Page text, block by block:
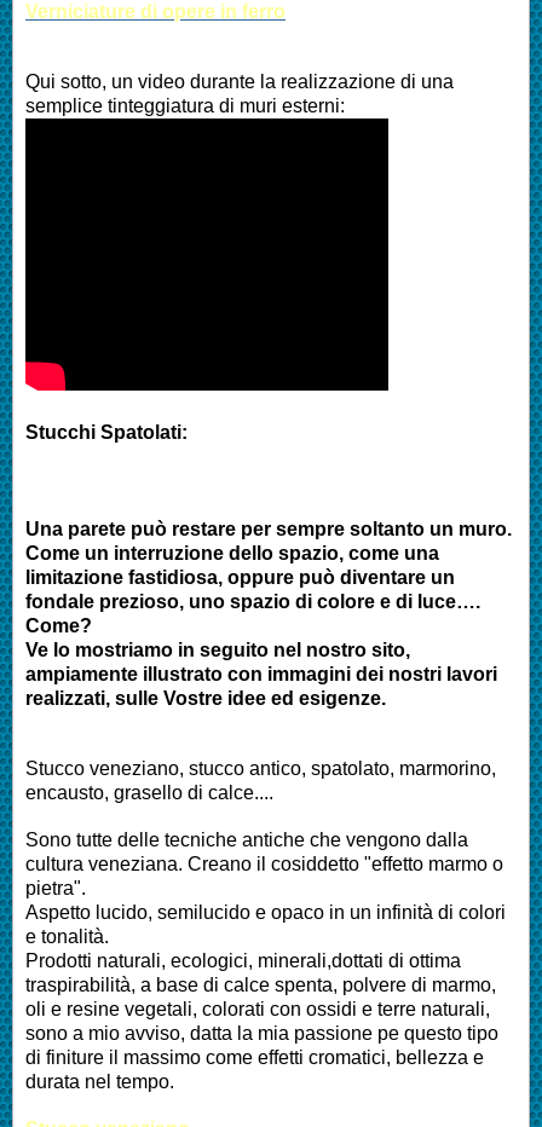
Verniciature di opere in ferro
Qui sotto, un video durante la realizzazione di una
semplice tinteggiatura di muri esterni:
Stucchi Spatolati:
Una parete può restare per sempre soltanto un muro.
Come un interruzione dello spazio, come una
limitazione fastidiosa, oppure può diventare un
fondale prezioso, uno spazio di colore e di luce….
Come?
Ve lo mostriamo in seguito nel nostro sito,
ampiamente illustrato con immagini dei nostri lavori
realizzati, sulle Vostre idee ed esigenze.
Stucco veneziano, stucco antico, spatolato, marmorino,
encausto, grasello di calce....
Sono tutte delle tecniche antiche che vengono dalla
cultura veneziana. Creano il cosiddetto "effetto marmo o
pietra".
Aspetto lucido, semilucido e opaco in un infinità di colori
e tonalità.
Prodotti naturali, ecologici, minerali,dottati di ottima
traspirabilità, a base di calce spenta, polvere di marmo,
oli e resine vegetali, colorati con ossidi e terre naturali,
sono a mio avviso, datta la mia passione pe questo tipo
di finiture il massimo come effetti cromatici, bellezza e
durata nel tempo.